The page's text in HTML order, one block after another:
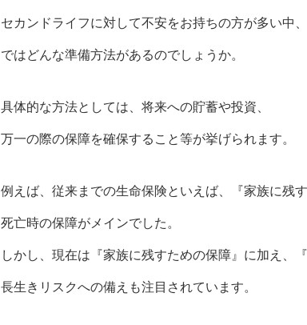
セカンドライフに対して不安をお持ちの方が多い中、
ではどんな準備方法があるのでしょうか。
具体的な方法としては、将来への貯蓄や投資、
万一の際の保障を確保すること等が挙げられます。
例えば、従来までの生命保険といえば、『家族に残
死亡時の保障がメインでした。
しかし、現在は『家族に残すための保障』に加え、
長生きリスクへの備えも注目されています。